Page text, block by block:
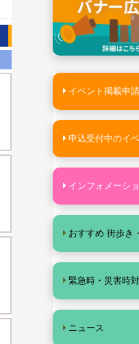
イベント掲載申
申込受付中のイ
インフォメーシ
おすすめ 街歩き
緊急時・災害時
ニュース